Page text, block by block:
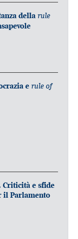
della rule
e rule of
Criticità e sfide
il Parlamento